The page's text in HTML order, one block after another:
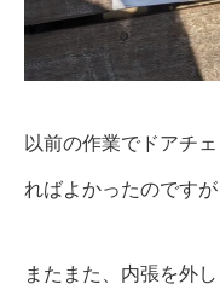
以前の作業でドアチ
ればよかったのですが
またまた、内張を外